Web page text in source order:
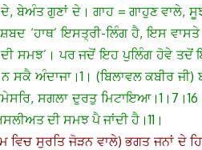
ਬੇਅੰਤ ਗੁਣਾਂ ਦੇ। ਗਾਹ = ਗਾਹੁਣ ਵਾਲੇ,
‘ਹਾਥ’ ਇਸਤ੍ਰੀ-ਲਿੰਗ ਹੈ, ਇਸ
ਸਮਝ’। ਪਰ ਜਦੋਂ ਇਹ ਪੁਲਿੰਗ ਹੋਵੇ ਤਦੋਂ
ਸਕੈ ਅੰਦਾਜਾ।1। (ਬਿਲਾਵਲ ਕਬੀਰ
ਸਗਲਾ ਦੁਰਤੁ
ਦੀ ਸਮਝ ਪੈ ਜਾਂਦੀ ਹੈ।11।
ਵਿਚ ਸੁਰਤਿ ਜੋੜਨ ਵਾਲੇ) ਭਗਤ ਜਨਾਂ ਦੇ